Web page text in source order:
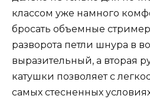
классом уже намного
бросать объемные
разворота петли шнура в
выразительный, а вторая
катушки позволяет с
самых стесненных